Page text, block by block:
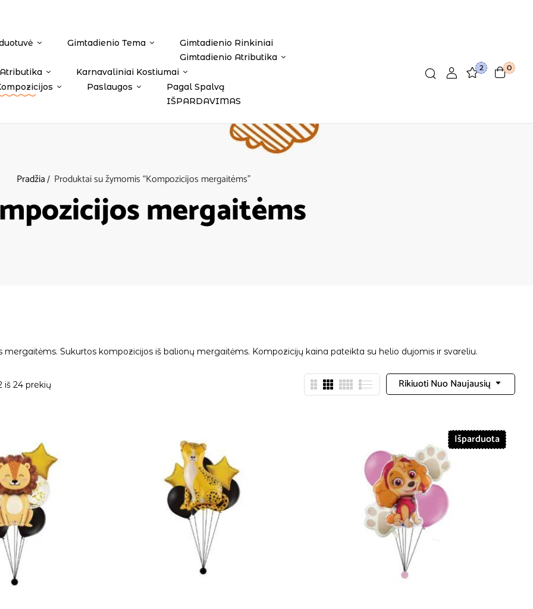
Gimtadienio Tema
Gimtadienio Rinkiniai
Gimtadienio Atributika
Karnavaliniai Kostiumai
Paslaugos
Pagal Spalvą
IŠPARDAVIMAS
2 0
Pradžia Produktai su žymomis “Kompozicijos mergaitėms”
mergaitėms
mergaitėms. Sukurtos kompozicijos iš balionų mergaitėms. Kompozicijų kaina pateikta su helio dujomis ir svareliu.
Rikiuoti Nuo Naujausių
iš 24 prekių
Išparduota